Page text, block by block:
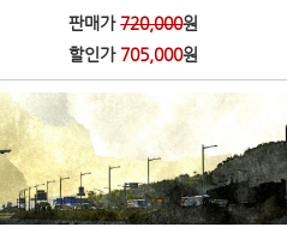
판매가720,000원
할인가 705,000원